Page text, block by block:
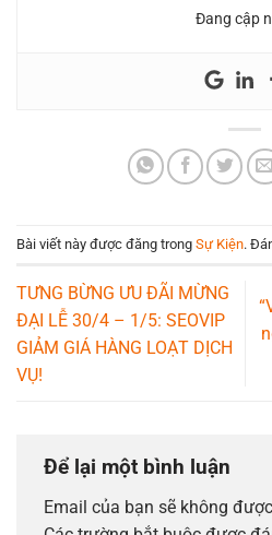
Đang cập
Bài viết này được đăng trong Sự Kiện.
TƯNG BỪNG ƯU ĐÃI MỪNG
ĐẠI LỄ 30/4 – 1/5: SEOVIP
GIẢM GIÁ HÀNG LOẠT DỊCH
VỤ!
Để lại một bình luận
Email của bạn sẽ không